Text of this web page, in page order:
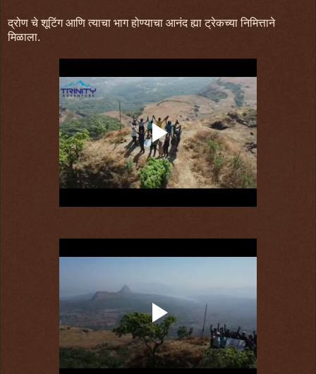
द्रोण चे शूटिंग आणि त्याचा भाग होण्याचा आनंद ह्या ट्रेकच्या निमित्ताने
मिळाला.